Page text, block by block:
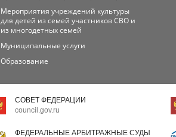
Мероприятия учреждений культуры
для детей из семей участников СВО и
из многодетных семей
Муниципальные услуги
Образование
СОВЕТ ФЕДЕРАЦИИ
council.gov.ru
ФЕДЕРАЛЬНЫЕ АРБИТРАЖНЫЕ СУДЫ